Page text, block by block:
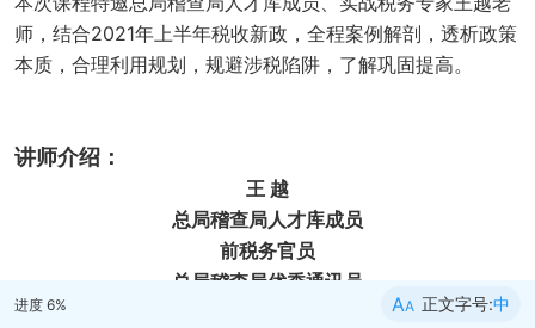
师，结合2021年上半年税收新政，全程案例解剖，透析政策
本质，合理利用规划，规避涉税陷阱，了解巩固提高。
讲师介绍：
王 越
总局稽查局人才库成员
前税务官员
总局稽查局优秀通讯员
进度 6% AA 正文字号:中